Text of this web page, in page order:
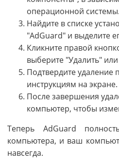
операционной системы.
Найдите в списке
"AdGuard" и выделите
Кликните правой
выберите "Удалить"
Подтвердите удаление
инструкциям на экране.
После завершения
компьютер, чтобы
Теперь AdGuard
компьютера, и ваш
навсегда.